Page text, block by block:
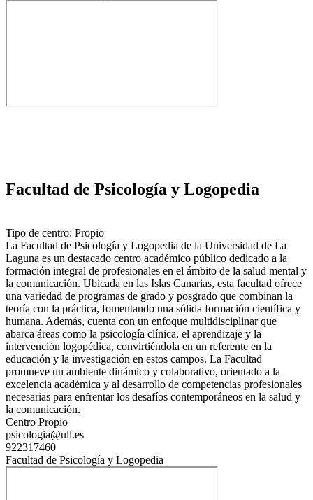
Facultad de Psicología y Logopedia
Tipo de centro: Propio
La Facultad de Psicología y Logopedia de la Universidad de La
Laguna es un destacado centro académico público dedicado a la
formación integral de profesionales en el ámbito de la salud mental y
la comunicación. Ubicada en las Islas Canarias, esta facultad ofrece
una variedad de programas de grado y posgrado que combinan la
teoría con la práctica, fomentando una sólida formación científica y
humana. Además, cuenta con un enfoque multidisciplinar que
abarca áreas como la psicología clínica, el aprendizaje y la
intervención logopédica, convirtiéndola en un referente en la
educación y la investigación en estos campos. La Facultad
promueve un ambiente dinámico y colaborativo, orientado a la
excelencia académica y al desarrollo de competencias profesionales
necesarias para enfrentar los desafíos contemporáneos en la salud y
la comunicación.
Centro Propio
psicologia@ull.es
922317460
Facultad de Psicología y Logopedia